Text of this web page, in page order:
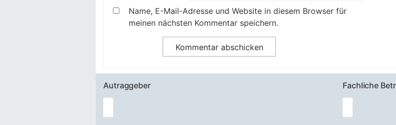
Name, E-Mail-Adresse und Website in diesem Browser für
meinen nächsten Kommentar speichern.
Autraggeber Fachliche